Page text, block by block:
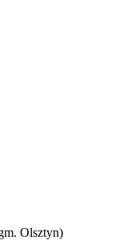
Olsztyn)